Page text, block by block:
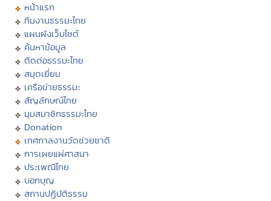
หน้าแรก
ทีมงานธรรมะไทย
แผนผังเว็บไซต์
ค้นหาข้อมูล
ติดต่อธรรมะไทย
สมุดเยี่ยม
เครือข่ายธรรมะ
สัญลักษณ์ไทย
มุมสมาชิกธรรมะไทย
Donation
เทศกาลงานวัดช่วยชาติ
การเผยแผ่ศาสนา
ประเพณีไทย
บอกบุญ
สถานปฏิบัติธรรม